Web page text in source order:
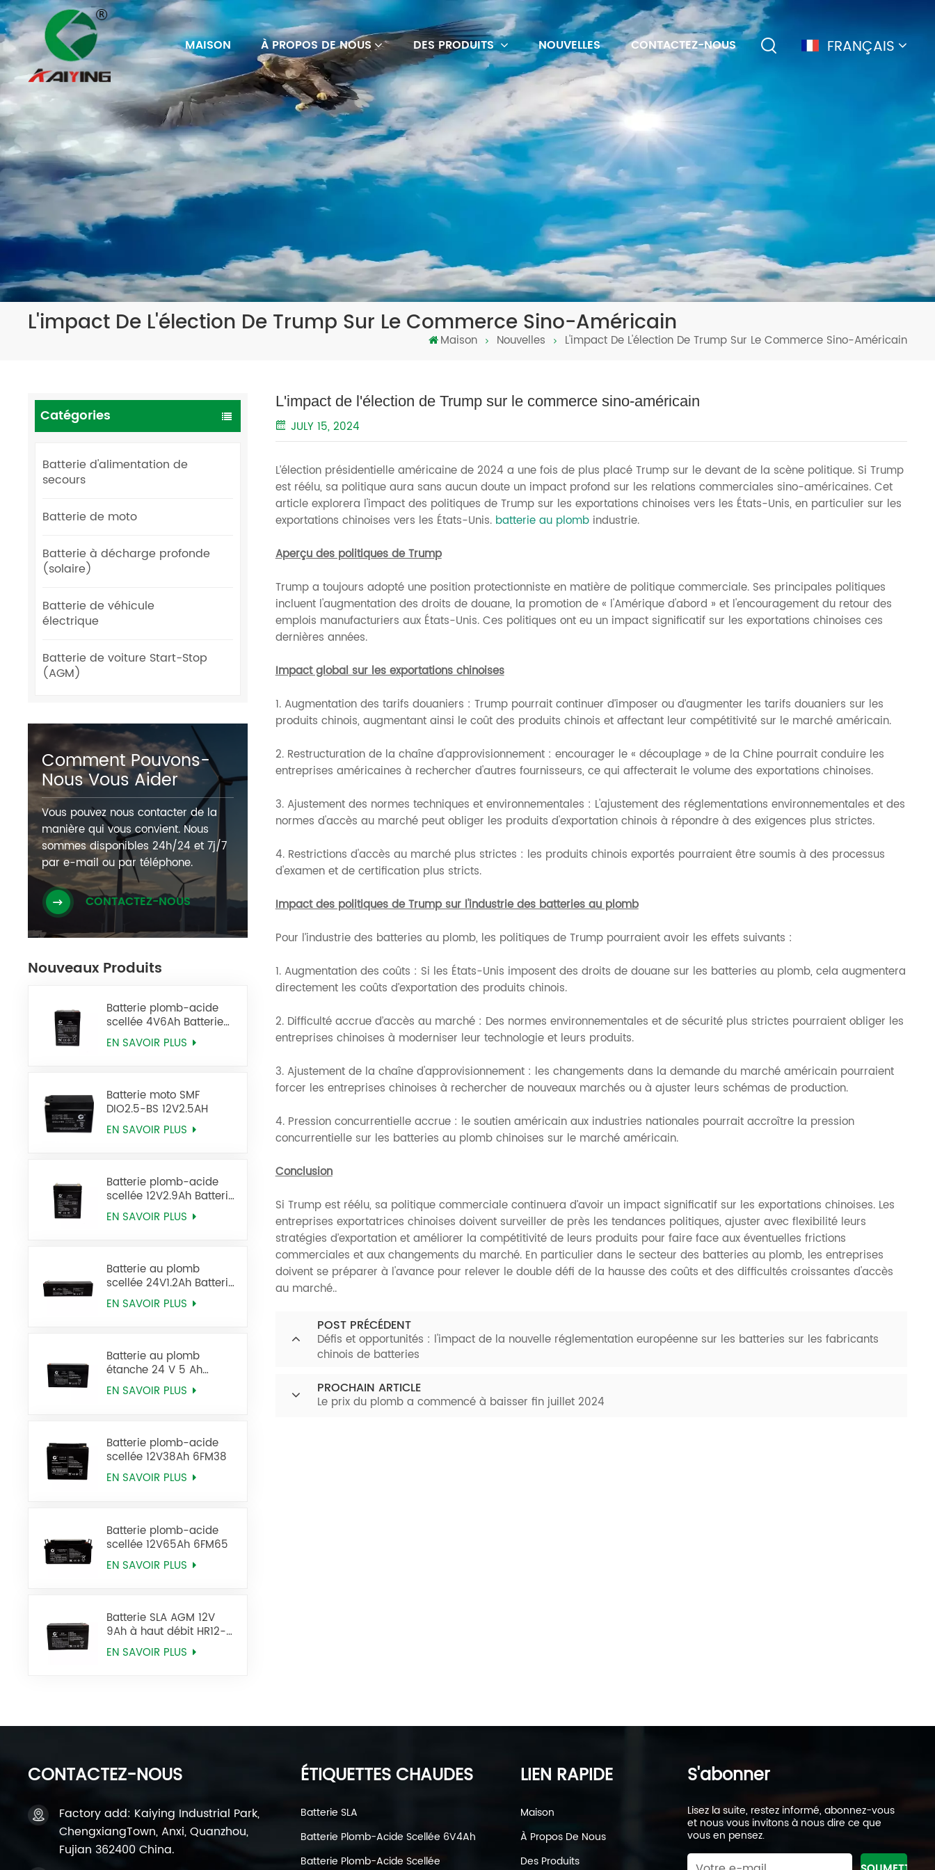
MAISON À PROPOS DE NOUS DES PRODUITS NOUVELLES CONTACTEZ-NOUS FRANÇAIS
español
português
L'impact De L'élection De Trump Sur Le Commerce Sino-Américain
Maison Nouvelles L'impact De L'élection De Trump Sur Le Commerce Sino-Américain
Catégories
Batterie d'alimentation de
secours
Batterie de moto
Batterie à décharge profonde
(solaire)
Batterie de véhicule
électrique
Batterie de voiture Start-Stop
(AGM)
Comment Pouvons-
Nous Vous Aider
Vous pouvez nous contacter de la
manière qui vous convient. Nous
sommes disponibles 24h/24 et 7j/7
par e-mail ou par téléphone.
CONTACTEZ-NOUS
Nouveaux Produits
Batterie plomb-acide
scellée 4V6Ah Batterie
2FM6 Ups
EN SAVOIR PLUS
Batterie moto SMF
DIO2.5-BS 12V2.5AH
EN SAVOIR PLUS
Batterie plomb-acide
scellée 12V2.9Ah Batterie
6FM2.9 Ups
EN SAVOIR PLUS
Batterie au plomb
scellée 24V1.2Ah Batterie
12FM1.2 Ups
EN SAVOIR PLUS
Batterie au plomb
étanche 24 V 5 Ah
12FM5 pour onduleur
EN SAVOIR PLUS
Batterie plomb-acide
scellée 12V38Ah 6FM38
EN SAVOIR PLUS
Batterie plomb-acide
scellée 12V65Ah 6FM65
EN SAVOIR PLUS
Batterie SLA AGM 12V
9Ah à haut débit HR12-
34W
EN SAVOIR PLUS
L'impact de l'élection de Trump sur le commerce sino-américain
JULY 15, 2024
L’élection présidentielle américaine de 2024 a une fois de plus placé Trump sur le devant de la scène politique. Si Trump
est réélu, sa politique aura sans aucun doute un impact profond sur les relations commerciales sino-américaines. Cet
article explorera l'impact des politiques de Trump sur les exportations chinoises vers les États-Unis, en particulier sur les
exportations chinoises vers les États-Unis. batterie au plombindustrie.
Aperçu des politiques de Trump
Trump a toujours adopté une position protectionniste en matière de politique commerciale. Ses principales politiques
incluent l'augmentation des droits de douane, la promotion de « l'Amérique d'abord » et l'encouragement du retour des
emplois manufacturiers aux États-Unis. Ces politiques ont eu un impact significatif sur les exportations chinoises ces
dernières années.
Impact global sur les exportations chinoises
1. Augmentation des tarifs douaniers : Trump pourrait continuer d’imposer ou d’augmenter les tarifs douaniers sur les
produits chinois, augmentant ainsi le coût des produits chinois et affectant leur compétitivité sur le marché américain.
2. Restructuration de la chaîne d'approvisionnement : encourager le « découplage » de la Chine pourrait conduire les
entreprises américaines à rechercher d'autres fournisseurs, ce qui affecterait le volume des exportations chinoises.
3. Ajustement des normes techniques et environnementales : L'ajustement des réglementations environnementales et des
normes d'accès au marché peut obliger les produits d'exportation chinois à répondre à des exigences plus strictes.
4. Restrictions d'accès au marché plus strictes : les produits chinois exportés pourraient être soumis à des processus
d'examen et de certification plus stricts.
Impact des politiques de Trump sur l'industrie des batteries au plomb
Pour l’industrie des batteries au plomb, les politiques de Trump pourraient avoir les effets suivants :
1. Augmentation des coûts : Si les États-Unis imposent des droits de douane sur les batteries au plomb, cela augmentera
directement les coûts d’exportation des produits chinois.
2. Difficulté accrue d’accès au marché : Des normes environnementales et de sécurité plus strictes pourraient obliger les
entreprises chinoises à moderniser leur technologie et leurs produits.
3. Ajustement de la chaîne d'approvisionnement : les changements dans la demande du marché américain pourraient
forcer les entreprises chinoises à rechercher de nouveaux marchés ou à ajuster leurs schémas de production.
4. Pression concurrentielle accrue : le soutien américain aux industries nationales pourrait accroître la pression
concurrentielle sur les batteries au plomb chinoises sur le marché américain.
Conclusion
Si Trump est réélu, sa politique commerciale continuera d’avoir un impact significatif sur les exportations chinoises. Les
entreprises exportatrices chinoises doivent surveiller de près les tendances politiques, ajuster avec flexibilité leurs
stratégies d’exportation et améliorer la compétitivité de leurs produits pour faire face aux éventuelles frictions
commerciales et aux changements du marché. En particulier dans le secteur des batteries au plomb, les entreprises
doivent se préparer à l'avance pour relever le double défi de la hausse des coûts et des difficultés croissantes d'accès
au marché..
POST PRÉCÉDENT
Défis et opportunités : l'impact de la nouvelle réglementation européenne sur les batteries sur les fabricants
chinois de batteries
PROCHAIN ARTICLE
Le prix du plomb a commencé à baisser fin juillet 2024
CONTACTEZ-NOUS
Factory add: Kaiying Industrial Park,
ChengxiangTown, Anxi, Quanzhou,
Fujian 362400 China.
ÉTIQUETTES CHAUDES
Batterie SLA
Batterie Plomb-Acide Scellée 6V4Ah
Batterie Plomb-Acide Scellée
LIEN RAPIDE
Maison
À Propos De Nous
Des Produits
S'abonner
Lisez la suite, restez informé, abonnez-vous
et nous vous invitons à nous dire ce que
vous en pensez.